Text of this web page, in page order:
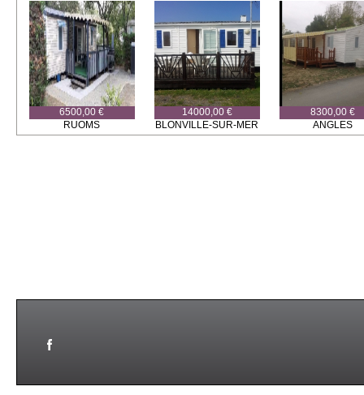
6500,00 €
RUOMS
14000,00 €
BLONVILLE-SUR-MER
8300,00 €
ANGLES